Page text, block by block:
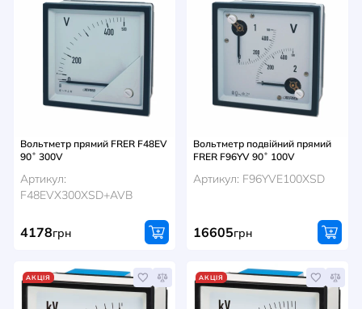
Вольтметр прямий FRER F48EV
90˚ 300V
Артикул:
F48EVX300XSD+AVB
4178грн
Вольтметр подвійний прямий
FRER F96YV 90˚ 100V
Артикул: F96YVE100XSD
16605грн
АКЦІЯ АКЦІЯ